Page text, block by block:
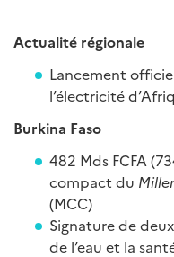
Actualité régionale
Lancement
l’électricité
Burkina Faso
482 Mds FCFA
compact du
(MCC)
Signature de
de l’eau et la